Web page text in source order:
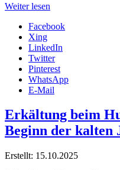
Weiter lesen
Facebook
Xing
LinkedIn
Twitter
Pinterest
WhatsApp
E-Mail
Erkältung beim
Beginn der kalten
Erstellt: 15.10.2025